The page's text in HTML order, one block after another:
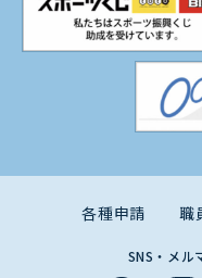
各種申請 職
SNS・メル